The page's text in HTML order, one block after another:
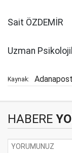
Sait ÖZDEMİR
Uzman
Kaynak: Adanapost
HABERE